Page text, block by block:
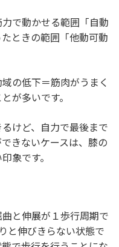
で動かせる範囲「自動
ときの範囲「他動可動
の低下＝筋肉がうまく
が多いです。
けど、自力で最後まで
きないケースは、膝の
象です。
と伸展が１歩行周期で
と伸びきらない状態で